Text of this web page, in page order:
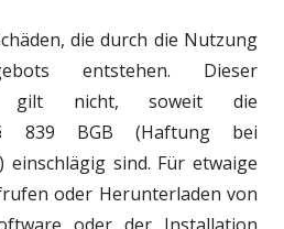
die durch die Nutzung
entstehen. Dieser
gilt nicht, soweit die
839 BGB (Haftung bei
einschlägig sind. Für etwaige
oder Herunterladen von